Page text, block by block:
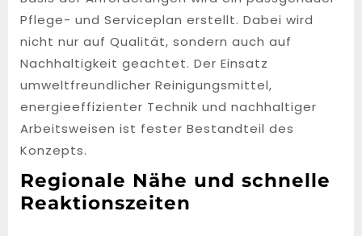
Pflege- und Serviceplan erstellt. Dabei wird
nicht nur auf Qualität, sondern auch auf
Nachhaltigkeit geachtet. Der Einsatz
umweltfreundlicher Reinigungsmittel,
energieeffizienter Technik und nachhaltiger
Arbeitsweisen ist fester Bestandteil des
Konzepts.
Regionale Nähe und schnelle
Reaktionszeiten